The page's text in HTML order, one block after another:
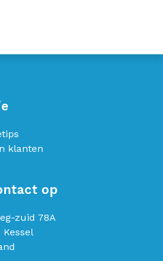
klanten
op
zuid 78A
Kessel